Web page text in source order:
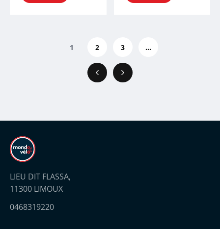
Précédent
1 2 3 ...
Suivant
LIEU DIT FLASSA,
11300 LIMOUX
0468319220